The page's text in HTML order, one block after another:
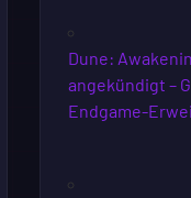
Dune:
angekündigt –
Endgame-